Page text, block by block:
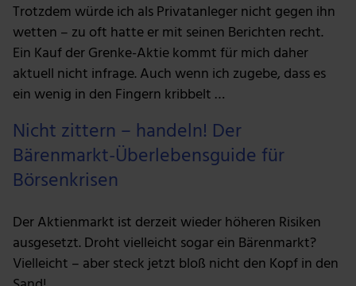
Trotzdem würde ich als Privatanleger nicht gegen ihn
wetten – zu oft hatte er mit seinen Berichten recht.
Ein Kauf der Grenke-Aktie kommt für mich daher
aktuell nicht infrage. Auch wenn ich zugebe, dass es
ein wenig in den Fingern kribbelt …
Nicht zittern – handeln! Der
Bärenmarkt-Überlebensguide für
Börsenkrisen
Der Aktienmarkt ist derzeit wieder höheren Risiken
ausgesetzt. Droht vielleicht sogar ein Bärenmarkt?
Vielleicht – aber steck jetzt bloß nicht den Kopf in den